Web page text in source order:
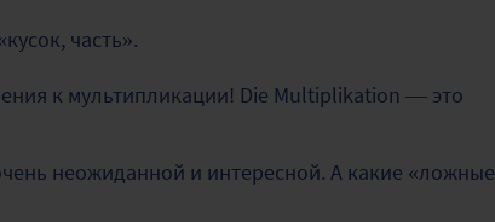
часть».
к мультипликации! Die Multiplikation — это
неожиданной и интересной. А какие «ложные